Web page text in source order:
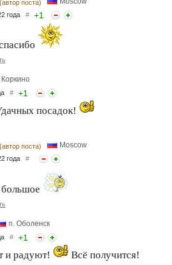
(автор поста)
года # +1
Коркино
# +1
посадок!
(автор поста) Moscow
года #
п. Оболенск
# +1
и радуют! Всё получится!